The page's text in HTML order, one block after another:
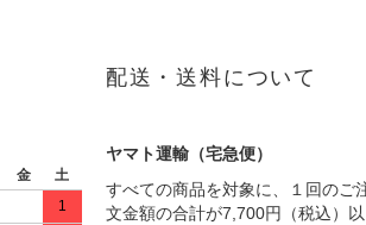
金
土
1
配送・送料について
ヤマト運輸（宅急便）
すべての商品を対象に、１回のご
文金額の合計が7,700円（税込）以